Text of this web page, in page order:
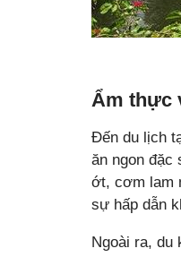
Ẩm thực
Đến du lịch
ăn ngon đặc
ớt, cơm lam
sự hấp dẫn
Ngoài ra, du